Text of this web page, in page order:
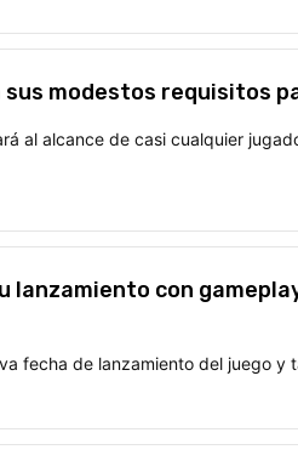
modestos requisitos
al alcance de casi cualquier
lanzamiento con
fecha de lanzamiento del juego y